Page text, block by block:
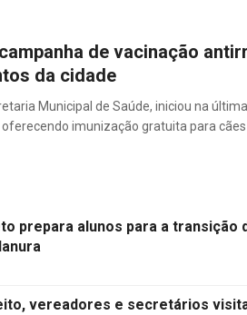
de vacinação
da cidade
Municipal de Saúde, iniciou na
imunização gratuita para cães
prepara alunos para a transição
vereadores e secretários